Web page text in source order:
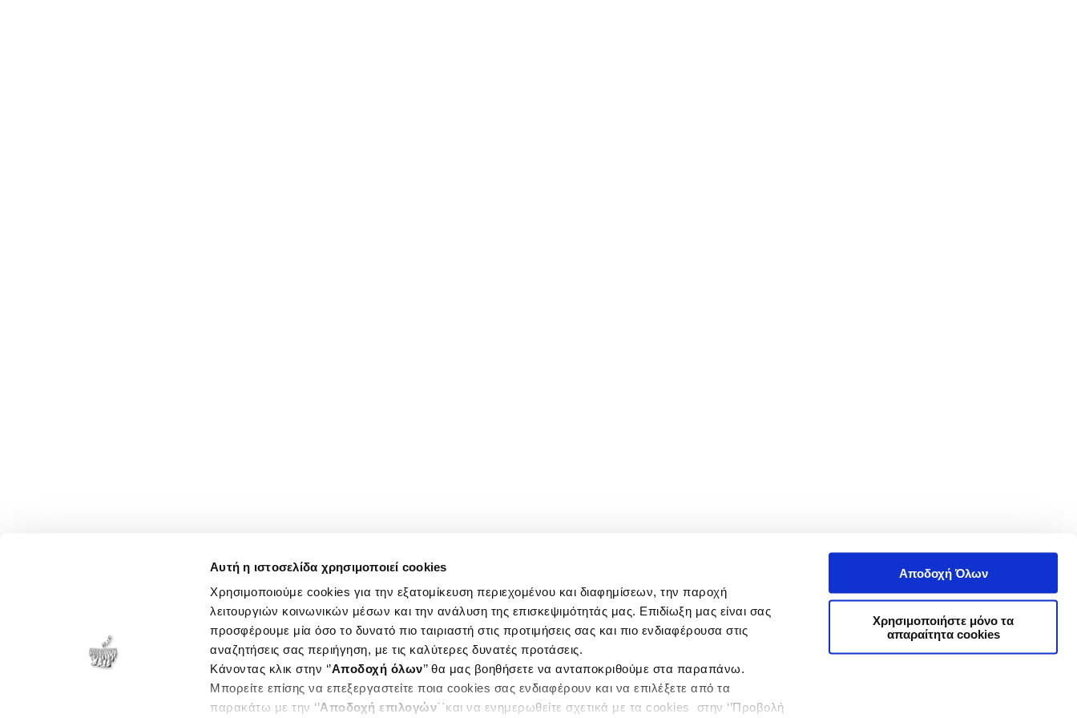
Αυτή η ιστοσελίδα χρησιμοποιεί cookies
Χρησιμοποιούμε cookies για την εξατομίκευση περιεχομένου και διαφημίσεων, την παροχή
λειτουργιών κοινωνικών μέσων και την ανάλυση της επισκεψιμότητάς μας. Επιδίωξη μας είναι σας
προσφέρουμε μία όσο το δυνατό πιο ταιριαστή στις προτιμήσεις σας και πιο ενδιαφέρουσα στις
αναζητήσεις σας περιήγηση, με τις καλύτερες δυνατές προτάσεις.
Κάνοντας κλικ στην ‘’Αποδοχή όλων’’ θα μας βοηθήσετε να ανταποκριθούμε στα παραπάνω.
Μπορείτε επίσης να επεξεργαστείτε ποια cookies σας ενδιαφέρουν και να επιλέξετε από τα
παρακάτω με την ‘’Αποδοχή επιλογών΄΄και να ενημερωθείτε σχετικά με τα cookies στην ‘’Προβολή
Αποδοχή Όλων
Χρησιμοποιήστε μόνο τα
απαραίτητα cookies